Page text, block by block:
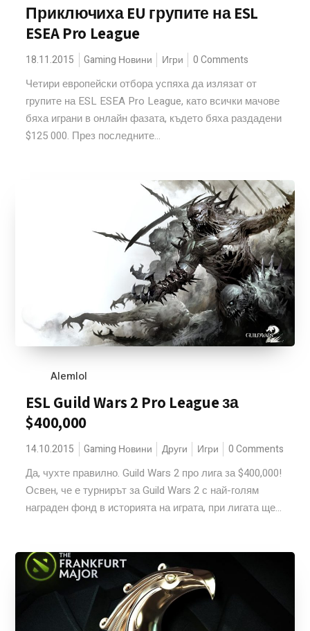
Приключиха EU групите на ESL
ESEA Pro League
18.11.2015 Gaming Новини Игри 0 Comments
Четири европейски отбора успяха да излязат от
групите на ESL ESEA Pro League, като всички мачове
бяха играни в онлайн фазата, където бяха раздадени
$125 000. През последните...
Alemlol
ESL Guild Wars 2 Pro League за
$400,000
14.10.2015 Gaming Новини Други Игри 0 Comments
Да, чухте правилно. Guild Wars 2 про лига за $400,000!
Освен, че е турнирът за Guild Wars 2 с най-голям
награден фонд в историята на играта, при лигата ще...